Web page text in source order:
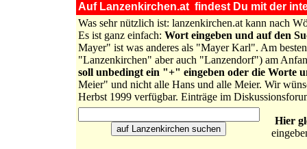
Auf Lanzenkirchen.at findest Du mit der
Was sehr nützlich ist: lanzenkirchen.at kann nach
Es ist ganz einfach: Wort eingeben und auf den
Mayer" ist was anderes als "Mayer Karl". Am
"Lanzenkirchen" aber auch "Lanzendorf") am
soll unbedingt ein "+" eingeben oder die Worte
Meier" und nicht alle Hans und alle Meier. Wir
Herbst 1999 verfügbar. Einträge im
Hier